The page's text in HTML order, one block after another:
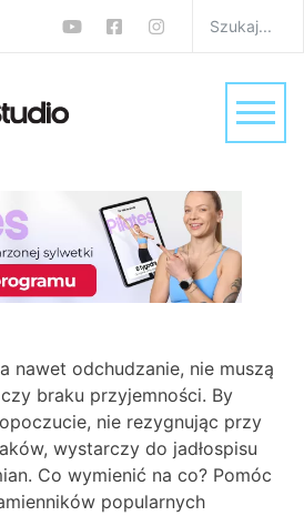
rezygnuj!
w
Biełło 0 komentarzy
nawet odchudzanie, nie muszą
braku przyjemności. By
nie rezygnując przy
wystarczy do jadłospisu
Co wymienić na co? Pomóc
popularnych